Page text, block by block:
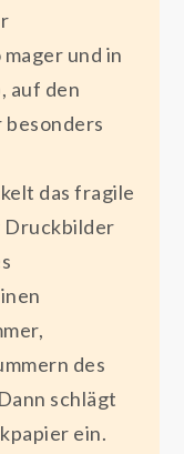
und in
auf den
besonders
das fragile
Druckbilder
des
schlägt
ein.